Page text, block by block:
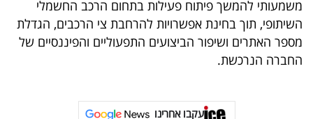
משמעותי להמשך פיתוח פעילות בתחום הרכב החשמלי
השיתופי, תוך בחינת אפשרויות להרחבת צי הרכבים, הגדלת
מספר האתרים ושיפור הביצועים התפעוליים והפיננסיים של
החברה הנרכשת.
עקבו אחרינו